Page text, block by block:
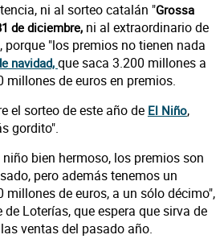
ni al sorteo catalán "Grossa
de diciembre,ni al extraordinario de
porque "los premios no tienen nada
navidad, que saca 3.200 millones a
millones de euros en premios.
el sorteo de este año de El Niño,
gordito".
bien hermoso, los premios son
pero además tenemos un
millones de euros, a un sólo décimo",
Loterías, que espera que sirva de
ventas del pasado año.